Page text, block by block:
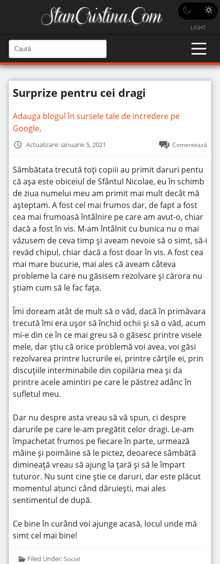
LIGHT
a
u
t
n
C
a
u
î
n
t
Surprize pentru cei dragi
Adauga blogul în sursele tale de incredere pe
Google.
Actualizare: ianuarie 5, 2021 Comentează
Sămbătata trecută toți copiii au primit daruri pentu
că așa este obiceiul de Sfântul Nicolae, eu în schimb
de ziua numelui meu am primit mai mult decât mă
așteptam. A fost cel mai frumos dar, de fapt a fost
cea mai frumoasă întâlnire pe care am avut-o, chiar
dacă a fost în vis. M-am întâlnit cu bunica nu o mai
văzusem de ceva timp și aveam nevoie să o simt, să-i
revăd chipul, chiar dacă a fost doar în vis. A fost cea
mai mare bucurie, mai ales că aveam câteva
probleme la care nu găsisem rezolvare și cărora nu
știam cum să le fac fața.
Îmi doream atât de mult să o văd, dacă în primăvara
trecută îmi era ușor să închid ochii și să o văd, acum
mi-e din ce în ce mai greu să o găsesc printre visele
mele, dar știu că orice problemă voi avea, voi găsi
rezolvarea printre lucrurile ei, printre cărțile ei, prin
discuțiile interminabile din copilăria mea și da
printre acele amintiri pe care le păstrez adânc în
sufletul meu.
Dar nu despre asta vreau să vă spun, ci despre
darurile pe care le-am pregătit celor dragi. Le-am
împachetat frumos pe fiecare în parte, urmează
mâine și poimâine să le pictez, deoarece sâmbătă
dimineață vreau să ajung la țară și să le împart
tuturor. Nu sunt cine știe ce daruri, dar este plăcut
momentul atunci când dăruiești, mai ales
sentimentul de după.
Ce bine în curând voi ajunge acasă, locul unde mă
simt cel mai bine!
Filed Under:Social